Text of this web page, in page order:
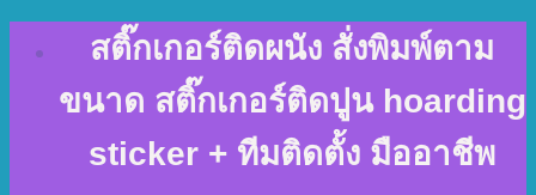
content
สติ๊กเกอร์ติดผนัง สั่งพิมพ์ตาม
ขนาด สติ๊กเกอร์ติดปูน hoarding
sticker + ทีมติดตั้ง มืออาชีพ